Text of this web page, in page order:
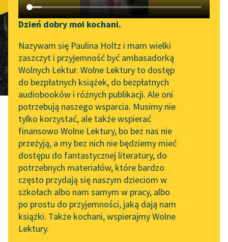
Katalog DAISY
Podkasty o książkach
Zgłoś brak utworu
Aktualności
„Prokurator Alicja Horn”
do słuchania
Byliśmy częścią AI Impact
Lab
Zapraszamy na spotkanie
online z tłumaczkami
literatury skandynawskiej
Spotkanie z Katarzyną
Tunkiel w Oslo
102. lata temu zmarł
Joseph Conrad
Narzędzia
Mapa Wolnych Lektur
Leśmianator
Przewodnik dla piszących i
czytających
API
OAI-PMH
Widget Wolnych Lektur
Przypisy
Dzień dobry moi kochani.
Nazywam się Paulina Holtz i mam wielki
zaszczyt i przyjemność być ambasadorką
Wolnych Lektur. Wolne Lektury to dostęp
do bezpłatnych książek, do bezpłatnych
audiobooków i różnych publikacji. Ale oni
potrzebują naszego wsparcia. Musimy nie
tylko korzystać, ale także wspierać
finansowo Wolne Lektury, bo bez nas nie
przeżyją, a my bez nich nie będziemy mieć
dostępu do fantastycznej literatury, do
potrzebnych materiałów, które bardzo
często przydają się naszym dzieciom w
szkołach albo nam samym w pracy, albo
po prostu do przyjemności, jaką dają nam
książki. Także kochani, wspierajmy Wolne
Lektury.
Arystofanes
Żaby
tłum. Edmund Cięglewicz